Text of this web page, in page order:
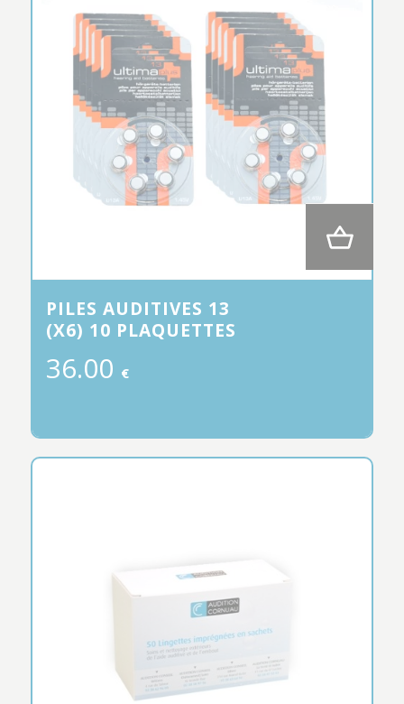
PILES AUDITIVES 13
(X6) 10 PLAQUETTES
36.00 €